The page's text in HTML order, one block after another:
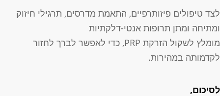
לצד טיפולים פיזותרפיים, התאמת מדרסים, תרגילי חיזוק
ומתיחה ומתן תרופות אנטי-דלקתיות
מומלץ לשקול הזרקת PRP, כדי לאפשר לברך לחזור
לקדמותה במהירות.
לסיכום,